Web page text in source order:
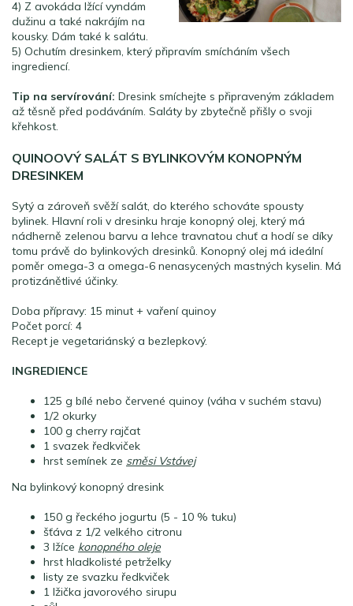
4) Z avokáda lžící vyndám
dužinu a také nakrájím na
kousky. Dám také k salátu.
5) Ochutím dresinkem, který připravím smícháním všech
ingrediencí.
Tip na servírování: Dresink smíchejte s připraveným základem
až těsně před podáváním. Saláty by zbytečně přišly o svoji
křehkost.
QUINOOVÝ SALÁT S BYLINKOVÝM KONOPNÝM
DRESINKEM
Sytý a zároveň svěží salát, do kterého schováte spousty
bylinek. Hlavní roli v dresinku hraje konopný olej, který má
nádherně zelenou barvu a lehce travnatou chuť a hodí se díky
tomu právě do bylinkových dresinků. Konopný olej má ideální
poměr omega-3 a omega-6 nenasycených mastných kyselin. Má
protizánětlivé účinky.
Doba přípravy: 15 minut + vaření quinoy
Počet porcí: 4
Recept je vegetariánský a bezlepkový.
INGREDIENCE
125 g bílé nebo červené quinoy (váha v suchém stavu)
1/2 okurky
100 g cherry rajčat
1 svazek ředkviček
hrst semínek ze směsi Vstávej
Na bylinkový konopný dresink
150 g řeckého jogurtu (5 - 10 % tuku)
šťáva z 1/2 velkého citronu
3 lžíce konopného oleje
hrst hladkolisté petrželky
listy ze svazku ředkviček
1 lžička javorového sirupu